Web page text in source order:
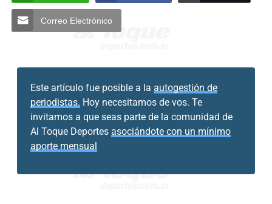
Correo Electrónico
Este artículo fue posible a la autogestión de
periodistas. Hoy necesitamos de vos. Te
invitamos a que seas parte de la comunidad de
Al Toque Deportes asociándote con un mínimo
aporte mensual